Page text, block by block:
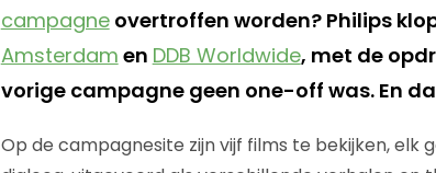
campagneovertroffen worden? Philips
Amsterdam en DDB Worldwide, met de
vorige campagne geen one-off was. En
Op de campagnesite zijn vijf films te bekijken, elk